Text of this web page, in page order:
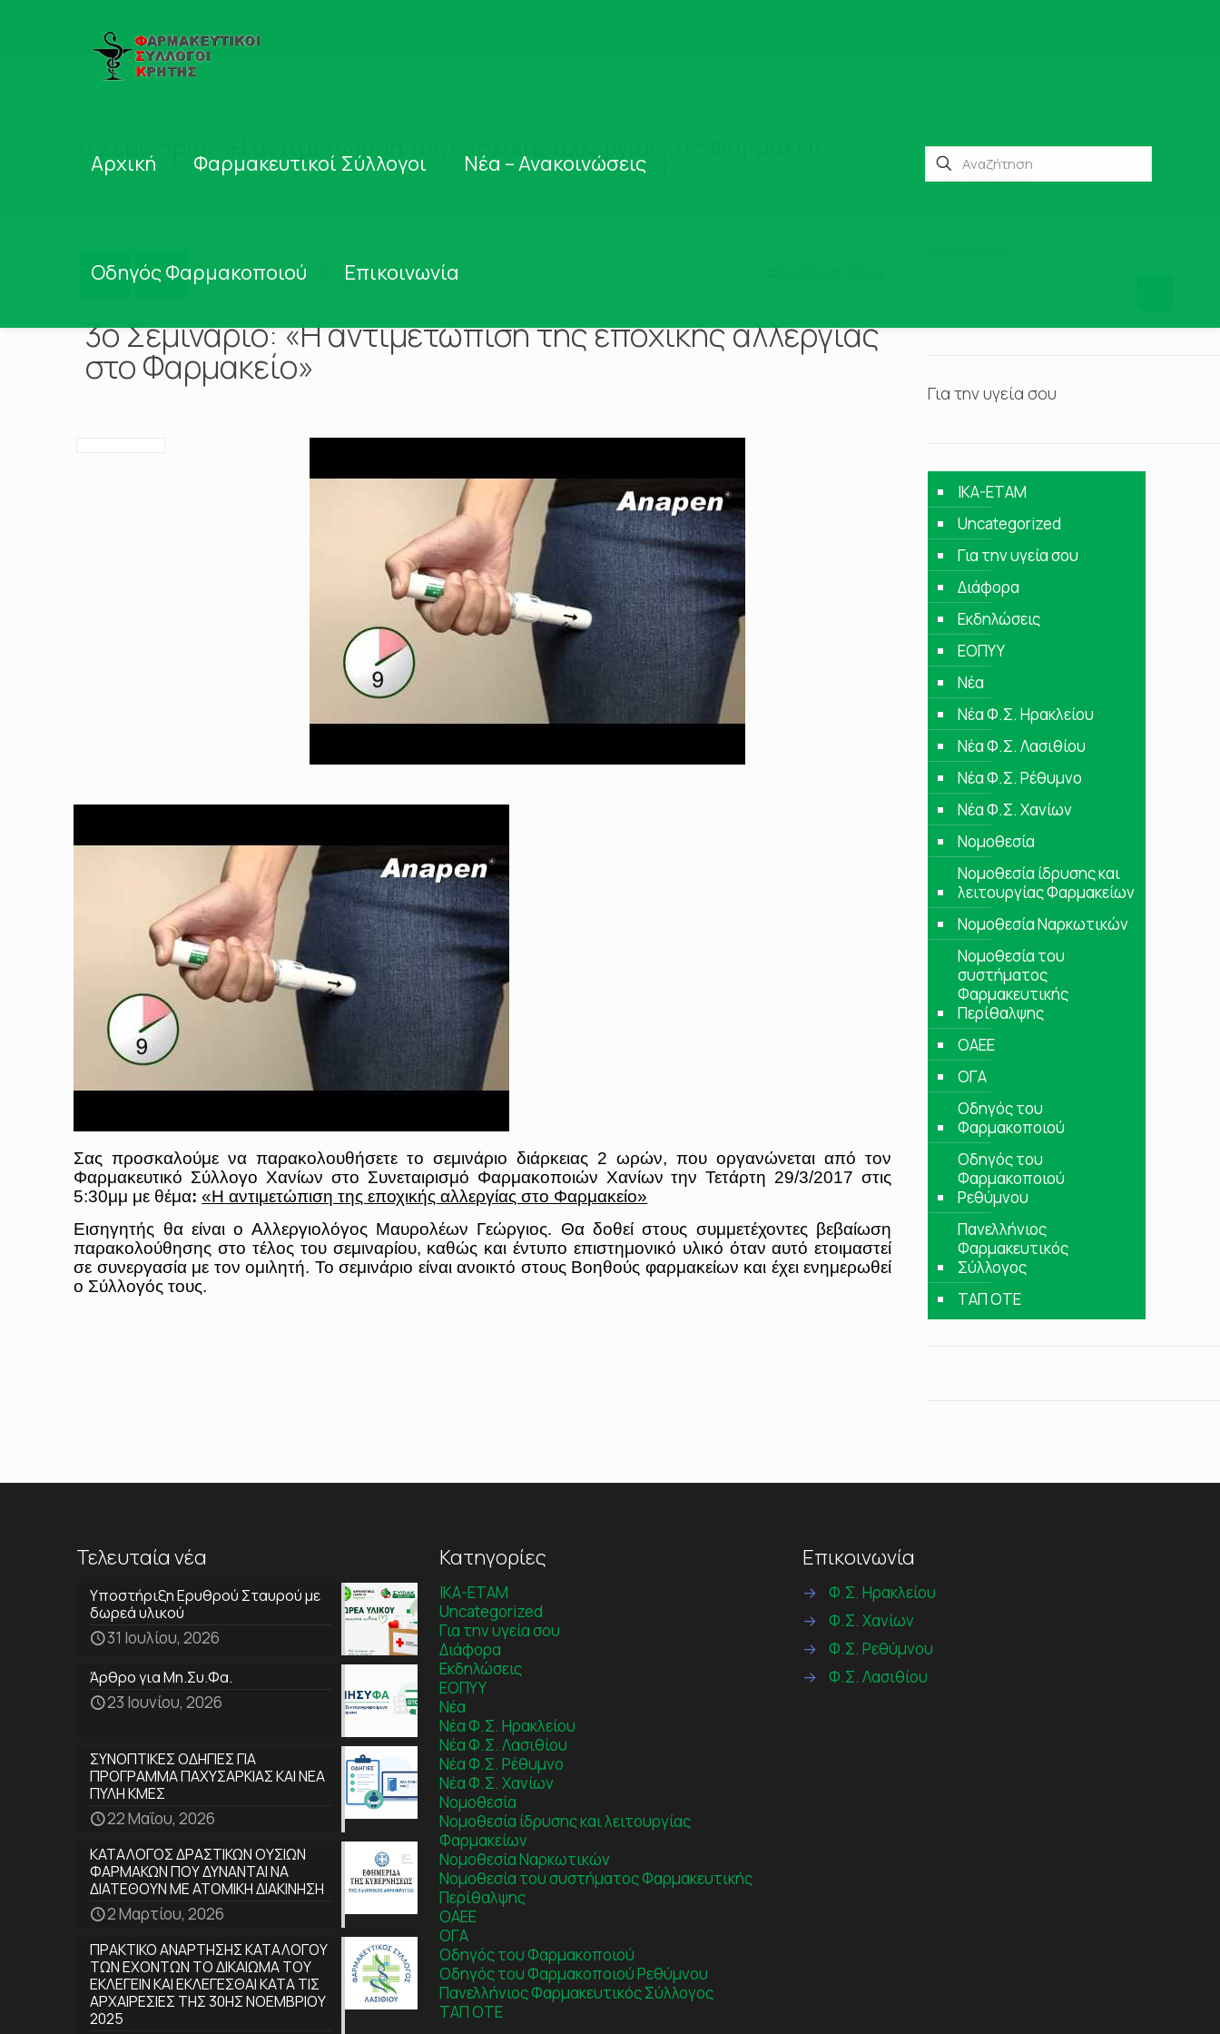
Αρχική Φαρμακευτικοί Σύλλογοι Νέα – Ανακοινώσεις
Οδηγός Φαρμακοποιού Επικοινωνία
3o Σεμινάριο: «Η αντιμετώπιση της εποχικής αλλεργίας στο Φαρμακείο»
Αρχική Νέα – Ανακοινώσεις Νέα Νέα Φ.Σ. Χανίων 3o Σεμινάριο: «Η αντιμετώπιση της εποχικής αλλεργίας στο Φαρμακείο»
3o Σεμινάριο: «Η αντιμετώπιση της εποχικής αλλεργίας
στο Φαρμακείο»
Σας προσκαλούμε να παρακολουθήσετε το σεμινάριο διάρκειας 2 ωρών, που οργανώνεται από τον
Φαρμακευτικό Σύλλογο Χανίων στο Συνεταιρισμό Φαρμακοποιών Χανίων την Τετάρτη 29/3/2017 στις
5:30μμ με θέμα:«Η αντιμετώπιση της εποχικής αλλεργίας στο Φαρμακείο»
Εισηγητής θα είναι ο Αλλεργιολόγος Μαυρολέων Γεώργιος. Θα δοθεί στους συμμετέχοντες βεβαίωση
παρακολούθησης στο τέλος του σεμιναρίου, καθώς και έντυπο επιστημονικό υλικό όταν αυτό ετοιμαστεί
σε συνεργασία με τον ομιλητή. Το σεμινάριο είναι ανοικτό στους Βοηθούς φαρμακείων και έχει ενημερωθεί
ο Σύλλογός τους.
Για την υγεία σου
IKA-ETAM
Uncategorized
Για την υγεία σου
Διάφορα
Εκδηλώσεις
ΕΟΠΥΥ
Νέα
Νέα Φ.Σ. Ηρακλείου
Νέα Φ.Σ. Λασιθίου
Νέα Φ.Σ. Ρέθυμνο
Νέα Φ.Σ. Χανίων
Νομοθεσία
Νομοθεσία ίδρυσης και
λειτουργίας Φαρμακείων
Νομοθεσία Ναρκωτικών
Νομοθεσία του
συστήματος
Φαρμακευτικής
Περίθαλψης
ΟΑΕΕ
ΟΓΑ
Οδηγός του
Φαρμακοποιού
Οδηγός του
Φαρμακοποιού
Ρεθύμνου
Πανελλήνιος
Φαρμακευτικός
Σύλλογος
ΤΑΠ ΟΤΕ
Τελευταία νέα
Υποστήριξη Ερυθρού Σταυρού με
δωρεά υλικού
31 Ιουλίου, 2026
Άρθρο για Μη.Συ.Φα.
23 Ιουνίου, 2026
ΣΥΝΟΠΤΙΚΕΣ ΟΔΗΓΙΕΣ ΓΙΑ
ΠΡΟΓΡΑΜΜΑ ΠΑΧΥΣΑΡΚΙΑΣ ΚΑΙ ΝΕΑ
ΠΥΛΗ ΚΜΕΣ
22 Μαΐου, 2026
ΚΑΤΑΛΟΓΟΣ ΔΡΑΣΤΙΚΩΝ ΟΥΣΙΩΝ
ΦΑΡΜΑΚΩΝ ΠΟΥ ΔΥΝΑΝΤΑΙ ΝΑ
ΔΙΑΤΕΘΟΥΝ ΜΕ ΑΤΟΜΙΚΗ ΔΙΑΚΙΝΗΣΗ
2 Μαρτίου, 2026
ΠΡΑΚΤΙΚΟ ΑΝΑΡΤΗΣΗΣ ΚΑΤΑΛΟΓΟΥ
ΤΩΝ ΕΧΟΝΤΩΝ ΤΟ ΔΙΚΑΙΩΜΑ ΤΟΥ
ΕΚΛΕΓΕΙΝ ΚΑΙ ΕΚΛΕΓΕΣΘΑΙ ΚΑΤΑ ΤΙΣ
ΑΡΧΑΙΡΕΣΙΕΣ ΤΗΣ 30ΗΣ ΝΟΕΜΒΡΙΟΥ
2025
Κατηγορίες
IKA-ETAM
Uncategorized
Για την υγεία σου
Διάφορα
Εκδηλώσεις
ΕΟΠΥΥ
Νέα
Νέα Φ.Σ. Ηρακλείου
Νέα Φ.Σ. Λασιθίου
Νέα Φ.Σ. Ρέθυμνο
Νέα Φ.Σ. Χανίων
Νομοθεσία
Νομοθεσία ίδρυσης και λειτουργίας
Φαρμακείων
Νομοθεσία Ναρκωτικών
Νομοθεσία του συστήματος Φαρμακευτικής
Περίθαλψης
ΟΑΕΕ
ΟΓΑ
Οδηγός του Φαρμακοποιού
Οδηγός του Φαρμακοποιού Ρεθύμνου
Πανελλήνιος Φαρμακευτικός Σύλλογος
ΤΑΠ ΟΤΕ
Επικοινωνία
→
Φ.Σ. Ηρακλείου
→
Φ.Σ. Χανίων
→
Φ.Σ. Ρεθύμνου
→
Φ.Σ. Λασιθίου